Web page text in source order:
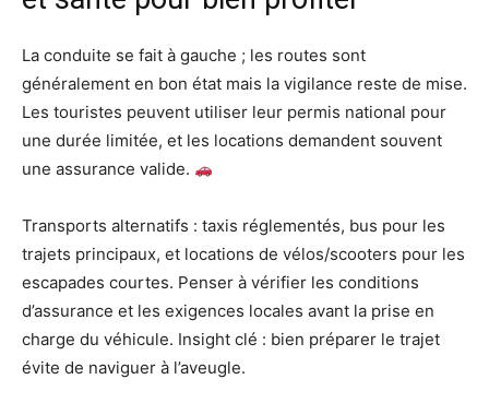
La conduite se fait à gauche ; les routes sont
généralement en bon état mais la vigilance reste de mise.
Les touristes peuvent utiliser leur permis national pour
une durée limitée, et les locations demandent souvent
une assurance valide.
Transports alternatifs : taxis réglementés, bus pour les
trajets principaux, et locations de vélos/scooters pour les
escapades courtes. Penser à vérifier les conditions
d’assurance et les exigences locales avant la prise en
charge du véhicule. Insight clé : bien préparer le trajet
évite de naviguer à l’aveugle.